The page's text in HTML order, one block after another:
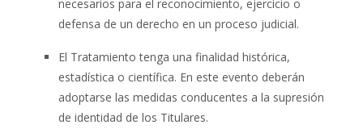
necesarios para el reconocimiento, ejercicio o
defensa de un derecho en un proceso judicial.
El Tratamiento tenga una finalidad histórica,
estadística o científica. En este evento deberán
adoptarse las medidas conducentes a la supresión
de identidad de los Titulares.